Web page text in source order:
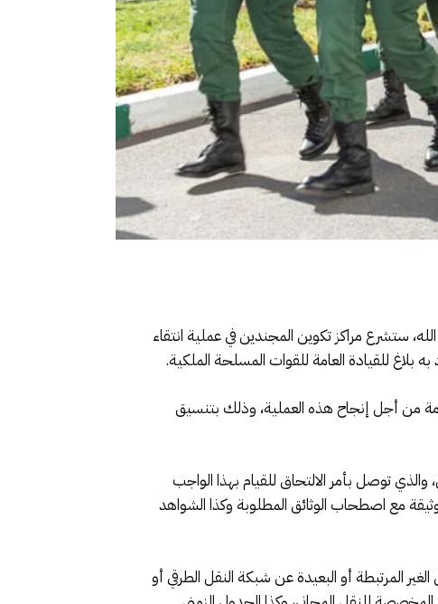
ستشرع مراكز تكوين المجندين في عملية انتقاء
من أجل إنجاح هذه العملية، وذلك بتنسيق
توصل بأمر الالتحاق للقيام بهذا الواجب
مع اصطحاب الوثائق المطلوبة وكذا الشواهد
المرتبطة أو البعيدة عن شبكة النقل الطرقي أو